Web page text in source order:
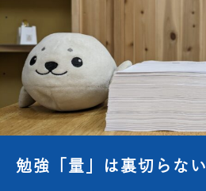
勉強「量」は裏切らない